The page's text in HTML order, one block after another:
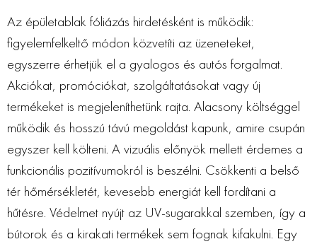
Az épületablak fóliázás hirdetésként is működik:
figyelemfelkeltő módon közvetíti az üzeneteket,
egyszerre érhetjük el a gyalogos és autós forgalmat.
Akciókat, promóciókat, szolgáltatásokat vagy új
termékeket is megjeleníthetünk rajta. Alacsony költséggel
működik és hosszú távú megoldást kapunk, amire csupán
egyszer kell költeni. A vizuális előnyök mellett érdemes a
funkcionális pozitívumokról is beszélni. Csökkenti a belső
tér hőmérsékletét, kevesebb energiát kell fordítani a
hűtésre. Védelmet nyújt az UV-sugarakkal szemben, így a
bútorok és a kirakati termékek sem fognak kifakulni. Egy